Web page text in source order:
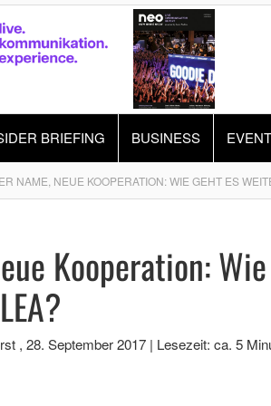
BRIEFING BUSINESS
NAME, NEUE KOOPERATION: WIE GEHT ES
Kooperation:
, 28. September 2017 | Lesezeit: ca. 5